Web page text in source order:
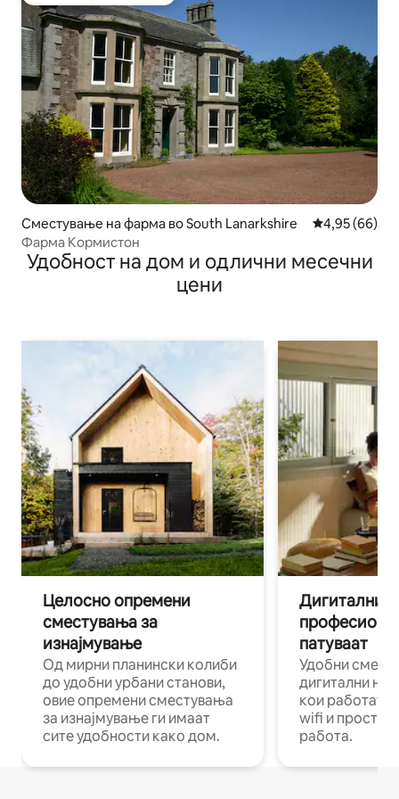
Сместување на фарма во South Lanarkshire Просечна
4,95 (66)
Фарма Кормистон
Удобност на дом и одлични месечни
цени
Целосно опремени
сместувања за
изнајмување
Од мирни планински колиби
до удобни урбани станови,
овие опремени сместувања
за изнајмување ги имаат
сите удобности како дом.
Дигитални
патуваат
Удобни
дигитални
кои работат
wifi и
работа.